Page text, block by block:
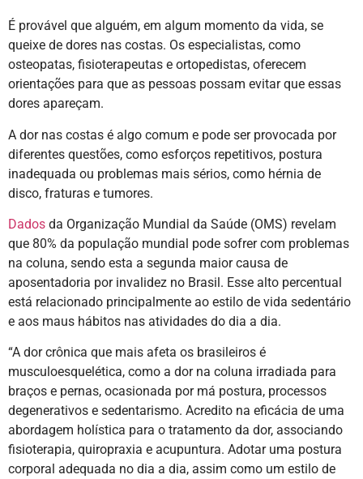
É provável que alguém, em algum momento da vida, se
queixe de dores nas costas. Os especialistas, como
osteopatas, fisioterapeutas e ortopedistas, oferecem
orientações para que as pessoas possam evitar que essas
dores apareçam.
A dor nas costas é algo comum e pode ser provocada por
diferentes questões, como esforços repetitivos, postura
inadequada ou problemas mais sérios, como hérnia de
disco, fraturas e tumores.
Dados da Organização Mundial da Saúde (OMS) revelam
que 80% da população mundial pode sofrer com problemas
na coluna, sendo esta a segunda maior causa de
aposentadoria por invalidez no Brasil. Esse alto percentual
está relacionado principalmente ao estilo de vida sedentário
e aos maus hábitos nas atividades do dia a dia.
“A dor crônica que mais afeta os brasileiros é
musculoesquelética, como a dor na coluna irradiada para
braços e pernas, ocasionada por má postura, processos
degenerativos e sedentarismo. Acredito na eficácia de uma
abordagem holística para o tratamento da dor, associando
fisioterapia, quiropraxia e acupuntura. Adotar uma postura
corporal adequada no dia a dia, assim como um estilo de